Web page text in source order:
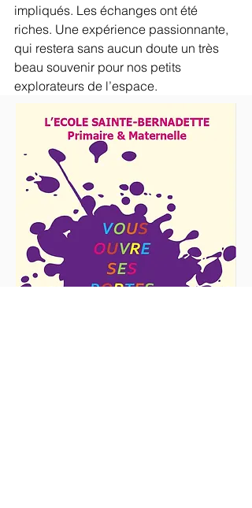
impliqués. Les échanges ont été
riches. Une expérience passionnante,
qui restera sans aucun doute un très
beau souvenir pour nos petits
explorateurs de l’espace.